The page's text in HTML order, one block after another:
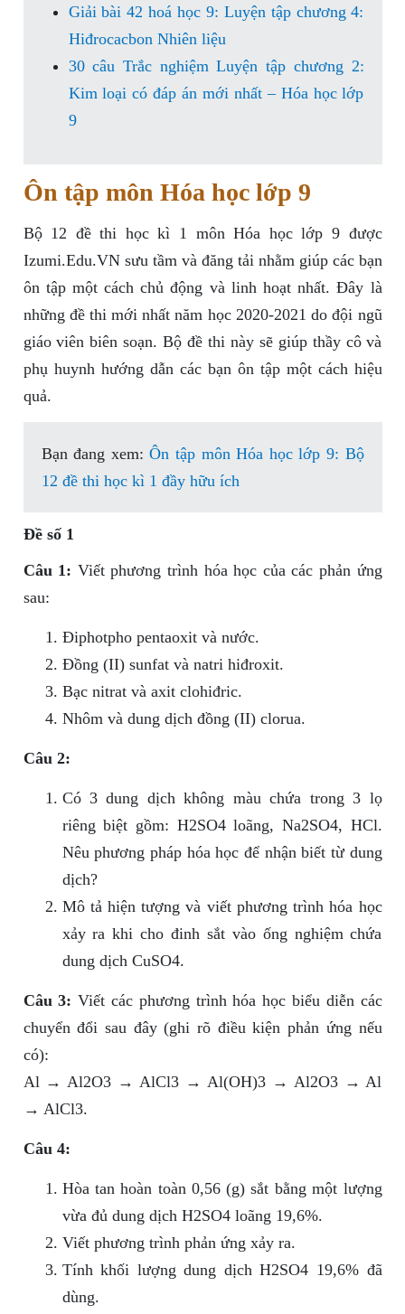
Giải bài 42 hoá học 9: Luyện tập chương 4:
Hiđrocacbon Nhiên liệu
30 câu Trắc nghiệm Luyện tập chương 2:
Kim loại có đáp án mới nhất – Hóa học lớp
9
Ôn tập môn Hóa học lớp 9
Bộ 12 đề thi học kì 1 môn Hóa học lớp 9 được
Izumi.Edu.VN sưu tầm và đăng tải nhằm giúp các bạn
ôn tập một cách chủ động và linh hoạt nhất. Đây là
những đề thi mới nhất năm học 2020-2021 do đội ngũ
giáo viên biên soạn. Bộ đề thi này sẽ giúp thầy cô và
phụ huynh hướng dẫn các bạn ôn tập một cách hiệu
quả.
Bạn đang xem:Ôn tập môn Hóa học lớp 9: Bộ
12 đề thi học kì 1 đầy hữu ích
Đề số 1
Câu 1: Viết phương trình hóa học của các phản ứng
sau:
Điphotpho pentaoxit và nước.
Đồng (II) sunfat và natri hiđroxit.
Bạc nitrat và axit clohiđric.
Nhôm và dung dịch đồng (II) clorua.
Câu 2:
Có 3 dung dịch không màu chứa trong 3 lọ
riêng biệt gồm: H2SO4 loãng, Na2SO4, HCl.
Nêu phương pháp hóa học để nhận biết từ dung
dịch?
Mô tả hiện tượng và viết phương trình hóa học
xảy ra khi cho đinh sắt vào ống nghiệm chứa
dung dịch CuSO4.
Câu 3: Viết các phương trình hóa học biểu diễn các
chuyển đổi sau đây (ghi rõ điều kiện phản ứng nếu
có):
Al → Al2O3 → AlCl3 → Al(OH)3 → Al2O3 → Al
→ AlCl3.
Câu 4:
Hòa tan hoàn toàn 0,56 (g) sắt bằng một lượng
vừa đủ dung dịch H2SO4 loãng 19,6%.
Viết phương trình phản ứng xảy ra.
Tính khối lượng dung dịch H2SO4 19,6% đã
dùng.